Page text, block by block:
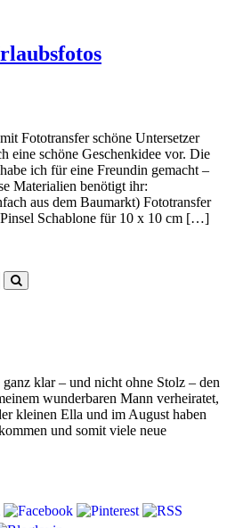
Fototransfer schöne Untersetzer
eine schöne Geschenkidee vor. Die
ich für eine Freundin gemacht –
Materialien benötigt ihr:
aus dem Baumarkt) Fototransfer
Schablone für 10 x 10 cm […]
klar – und nicht ohne Stolz – den
wunderbaren Mann verheiratet,
kleinen Ella und im August haben
und somit viele neue